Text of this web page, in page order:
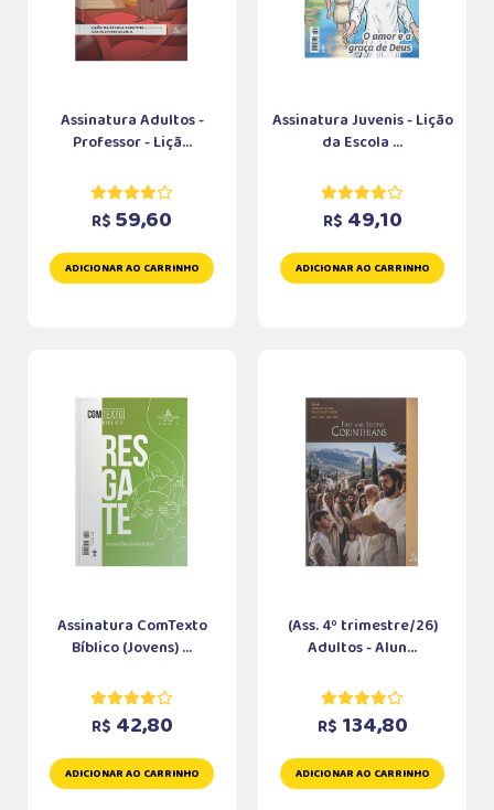
Assinatura Adultos -
Professor - Liçã...
R$ 59,60
ADICIONAR AO CARRINHO
Assinatura Juvenis - Lição
da Escola ...
R$ 49,10
ADICIONAR AO CARRINHO
Assinatura ComTexto
Bíblico (Jovens) ...
R$ 42,80
ADICIONAR AO CARRINHO
(Ass. 4º trimestre/26)
Adultos - Alun...
R$ 134,80
ADICIONAR AO CARRINHO